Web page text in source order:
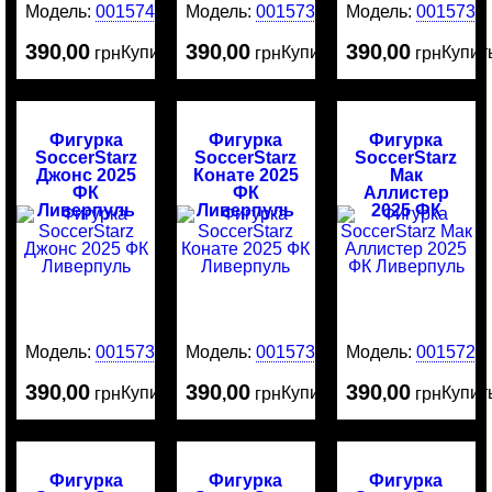
Модель:0015740
390,00 грнКупить
Модель:0015735
390,00 грнКупить
Модель: 0015734
390,00 грн
Фигурка
SoccerStarz
Джонс 2025
ФК
Ливерпуль
Модель:0015732
390,00 грнКупить
Фигурка
SoccerStarz
Конате 2025
ФК
Ливерпуль
Модель:0015731
390,00 грнКупить
Фигурка
SoccerStarz
Мак
Аллистер
2025 ФК
Ливерпуль
Модель: 0015729
390,00 грн
Фигурка
Фигурка
Фигурка